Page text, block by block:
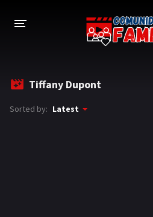
Tiffany Dupont
Sorted by: Latest